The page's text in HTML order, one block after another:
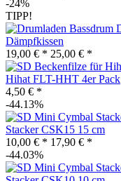
-24%
TIPP!
Dämpfkissen
19,00 € * 25,00 € *
Hihat FLT-HHT 4er Pack
4,50 € *
-44.13%
Stacker CSK15 15 cm
10,00 € * 17,90 € *
-44.03%